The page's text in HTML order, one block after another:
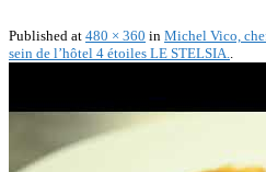
Published at 480 × 360 in Michel Vico,
sein de l’hôtel 4 étoiles LE STELSIA.